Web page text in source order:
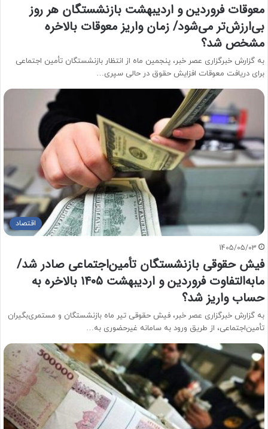
معوقات فروردین و اردیبهشت بازنشستگان هر روز
بی‌ارزش‌تر می‌شود/ زمان واریز معوقات بالاخره
مشخص شد؟
به گزارش خبرگزاری عصر خبر، پنجمین ماه از انتظار بازنشستگان تأمین اجتماعی
برای دریافت معوقات افزایش حقوق در حالی سپری…
اقتصاد
1405/05/03
فیش حقوقی بازنشستگان تأمین‌اجتماعی صادر شد/
مابه‌التفاوت فروردین و اردیبهشت ۱۴۰۵ بالاخره به
حساب واریز شد؟
به گزارش خبرگزاری عصر خبر، فیش حقوقی تیر ماه بازنشستگان و مستمری‌بگیران
تأمین‌اجتماعی، از طریق ورود به سامانه غیرحضوری به…